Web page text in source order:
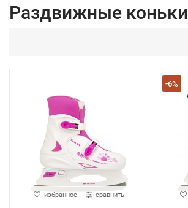
Раздвижные коньки
избранное сравнить
-6%